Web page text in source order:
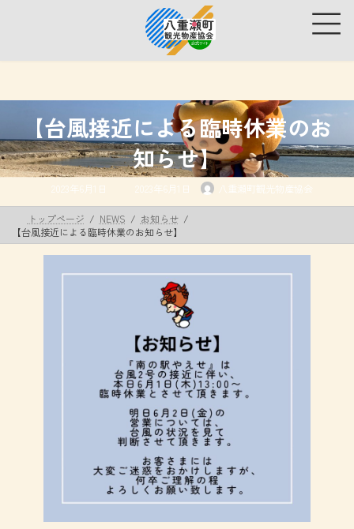
ス
プ
ン
動
【台風接近による臨時休業のお
知らせ】
2023年6月1日
新
日
時
:
2023年6月1日 八重瀬町観光物産協会
トップページ NEWS
お知らせ
【台風接近による臨時休業のお知らせ】